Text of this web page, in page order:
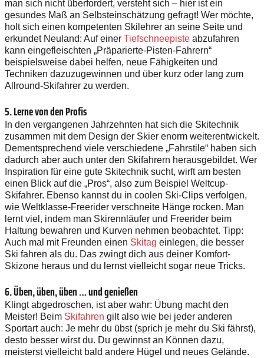
man sich nicht überfordert, versteht sich – hier ist ein
gesundes Maß an Selbsteinschätzung gefragt! Wer möchte,
holt sich einen kompetenten Skilehrer an seine Seite und
erkundet Neuland: Auf einer Tiefschneepiste abzufahren
kann eingefleischten „Präparierte-Pisten-Fahrern“
beispielsweise dabei helfen, neue Fähigkeiten und
Techniken dazuzugewinnen und über kurz oder lang zum
Allround-Skifahrer zu werden.
5. Lerne von den Profis
In den vergangenen Jahrzehnten hat sich die Skitechnik
zusammen mit dem Design der Skier enorm weiterentwickelt.
Dementsprechend viele verschiedene „Fahrstile“ haben sich
dadurch aber auch unter den Skifahrern herausgebildet. Wer
Inspiration für eine gute Skitechnik sucht, wirft am besten
einen Blick auf die „Pros“, also zum Beispiel Weltcup-
Skifahrer. Ebenso kannst du in coolen Ski-Clips verfolgen,
wie Weltklasse-Freerider verschneite Hänge rocken. Man
lernt viel, indem man Skirennläufer und Freerider beim
Haltung bewahren und Kurven nehmen beobachtet. Tipp:
Auch mal mit Freunden einen Skitag einlegen, die besser
Ski fahren als du. Das zwingt dich aus deiner Komfort-
Skizone heraus und du lernst vielleicht sogar neue Tricks.
6. Üben, üben, üben … und genießen
Klingt abgedroschen, ist aber wahr: Übung macht den
Meister! Beim Skifahren gilt also wie bei jeder anderen
Sportart auch: Je mehr du übst (sprich je mehr du Ski fährst),
desto besser wirst du. Du gewinnst an Können dazu,
meisterst vielleicht bald andere Hügel und neues Gelände.